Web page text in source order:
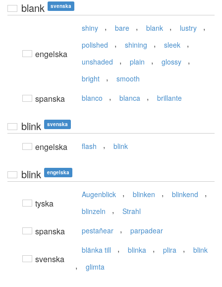
blank svenska
engelska
shiny , bare , blank , lustry ,
polished , shining , sleek ,
unshaded , plain , glossy ,
bright , smooth
spanska blanco , blanca , brillante
blink svenska
engelska flash , blink
blink engelska
tyska
Augenblick , blinken , blinkend ,
blinzeln , Strahl
spanska pestañear , parpadear
svenska
blänka till , blinka , plira , blink
, glimta